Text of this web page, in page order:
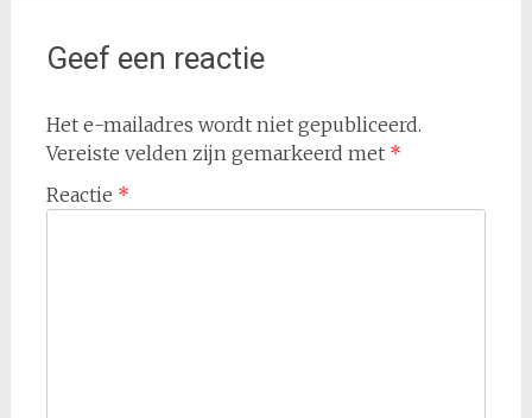
Geef een reactie
Het e-mailadres wordt niet gepubliceerd.
Vereiste velden zijn gemarkeerd met *
Reactie *